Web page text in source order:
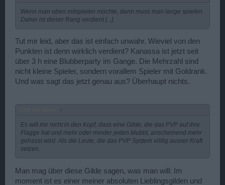
Wenn man oben mitspielen möchte, dann muss man lange spielen.
Daher ist dieser Rang verdient [...]
Tut mir leid, aber das ist einfach unwahr. Wieviel von den
Punkten ist denn wirklich verdient? Kanassa ist jetzt seit
über 3 h eine Blubberparty im Gange. Die Mehrzahl sind
nicht kleine Spieler, sondern vorallem Spieler mit Goldrank.
Und was sagt das jetzt genau aus? Überhaupt nichts.
↑
Es will mir nicht in den Kopf, dass eine Gilde, die das PVP auf ihre
Flagge hat und mehr oder minder jeden blubbt, anscheinend mehr
gehasst wird. Als die Leute, die das PVP System völlig ausser Kraft
setzen.
Man mag über diese Gilde sagen, was man will: Im
moment ist es einer meiner absoluten Lieblingsgilden und